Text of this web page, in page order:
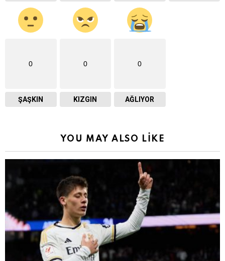
0
ŞAŞKIN
0
KIZGIN
0
AĞLIYOR
YOU MAY ALSO LIKE